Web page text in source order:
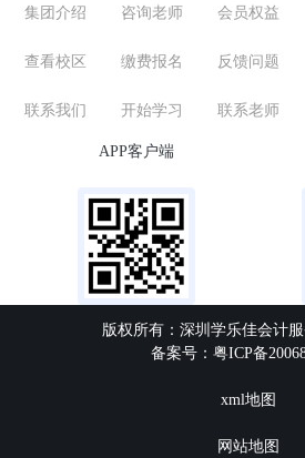
集团介绍
查看校区
联系我们
咨询老师
缴费报名
开始学习
会员权益
反馈问题
联系老师
APP客户端
版权所有：深圳学乐佳会计
备案号：粤ICP备
xml地图
网站地图